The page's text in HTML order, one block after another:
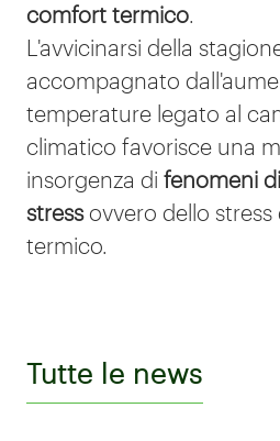
comfort termico.
L'avvicinarsi della
accompagnato
temperature legato al
climatico favorisce una
insorgenza di fenomeni
stressovvero dello stress
termico.
Tutte le news